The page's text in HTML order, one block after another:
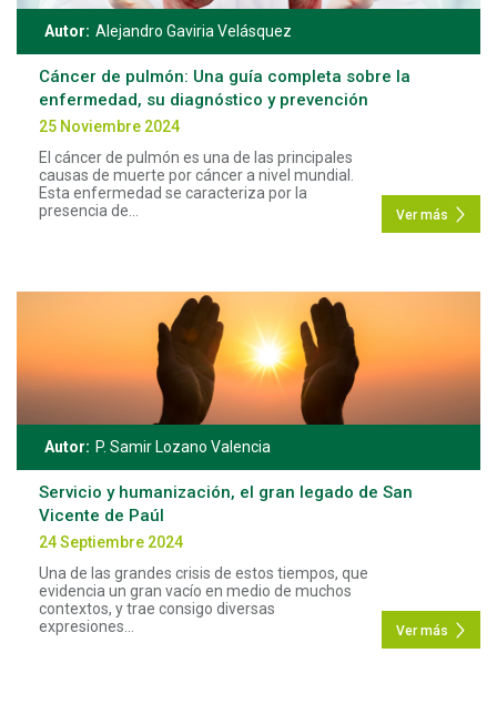
Autor: Alejandro Gaviria Velásquez
Cáncer de pulmón: Una guía completa sobre la
enfermedad, su diagnóstico y prevención
25 Noviembre 2024
El cáncer de pulmón es una de las principales
causas de muerte por cáncer a nivel mundial.
Esta enfermedad se caracteriza por la
presencia de...
Ver más
Autor: P. Samir Lozano Valencia
Servicio y humanización, el gran legado de San
Vicente de Paúl
24 Septiembre 2024
Una de las grandes crisis de estos tiempos, que
evidencia un gran vacío en medio de muchos
contextos, y trae consigo diversas
expresiones...
Ver más